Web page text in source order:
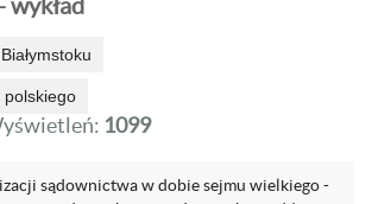
wykład
polskiego
1099
sądownictwa w dobie sejmu wielkiego -